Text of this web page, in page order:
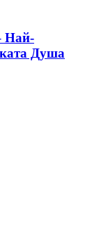
Най-
Душа